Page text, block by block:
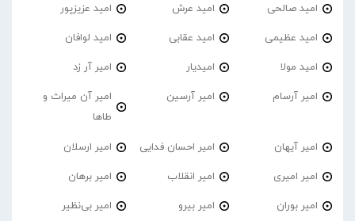
امید صالحی امید عرش امید عزیزپور
امید عظیمی امید عقابی امید لوافان
امید مولا امیدیار امیر آر زد
امیر آرسام امیر آرسین
امیر آن میراث و
طاها
امیر آیهان امیر احسان فدایی امیر ارسلان
امیر امیری امیر انقلاب امیر برهان
امیر‌ بوران امیر بیرو امیر بی‌نظیر